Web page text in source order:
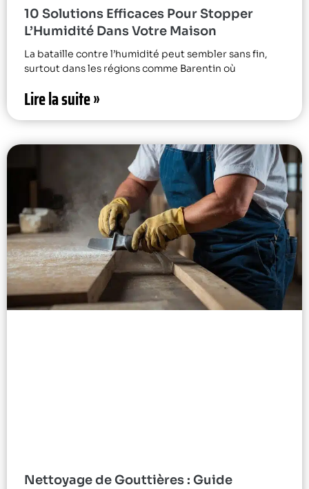
10 Solutions Efficaces Pour Stopper
L’Humidité Dans Votre Maison
La bataille contre l’humidité peut sembler sans fin,
surtout dans les régions comme Barentin où
Lire la suite »
Nettoyage de Gouttières : Guide